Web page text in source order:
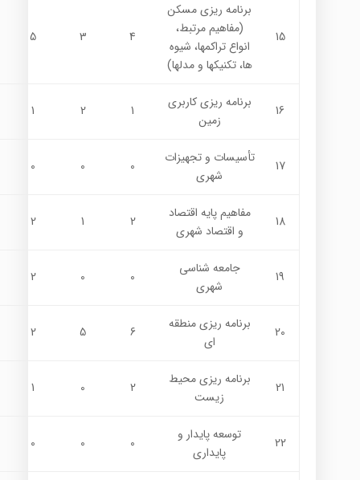
15
برنامه ریزی مسکن
(مفاهيم مرتبط،
انواع تراكمها، شيوه
ها،‌ تكنيكها و مدلها)
4
3
5
16
برنامه ریزی كاربري
زمين
1
2
1
17
تأسیسات و تجهیزات
شهری
0
0
0
18
مفاهیم پایه اقتصاد
و اقتصاد شهری
2
1
2
19
جامعه شناسی
شهری
0
0
2
20
برنامه ریزی منطقه
ای
6
5
2
21
برنامه ریزی محیط
زیست
2
0
1
22
توسعه پايدار و
پايداري
0
0
0